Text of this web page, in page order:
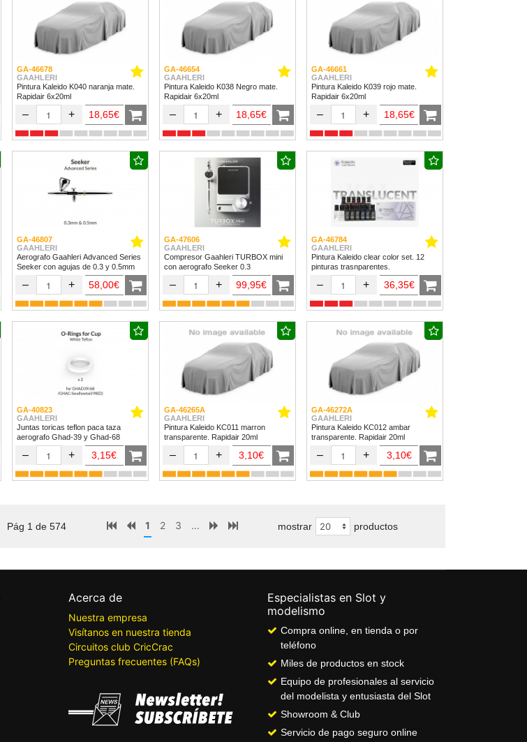
GA-46678
GAAHLERI
Pintura Kaleido K040 naranja mate.
Rapidair 6x20ml
– + 18,65€
GA-46654
GAAHLERI
Pintura Kaleido K038 Negro mate.
Rapidair 6x20ml
– + 18,65€
GA-46661
GAAHLERI
Pintura Kaleido K039 rojo mate.
Rapidair 6x20ml
– + 18,65€
GA-46807
GAAHLERI
Aerografo Gaahleri Advanced Series
Seeker con agujas de 0.3 y 0.5mm
– + 58,00€
GA-47606
GAAHLERI
Compresor Gaahleri TURBOX mini
con aerografo Seeker 0.3
– + 99,95€
GA-46784
GAAHLERI
Pintura Kaleido clear color set. 12
pinturas trasnparentes.
– + 36,35€
GA-40823
GAAHLERI
Juntas toricas teflon paca taza
aerografo Ghad-39 y Ghad-68
– + 3,15€
GA-46265A
GAAHLERI
Pintura Kaleido KC011 marron
transparente. Rapidair 20ml
– + 3,10€
GA-46272A
GAAHLERI
Pintura Kaleido KC012 ambar
transparente. Rapidair 20ml
– + 3,10€
Pág 1 de 574 1 2 3 ... mostrar productos
Acerca de
Nuestra empresa
Visítanos en nuestra tienda
Circuitos club CricCrac
Preguntas frecuentes (FAQs)
Especialistas en Slot y
modelismo
Compra online, en tienda o por
teléfono
Miles de productos en stock
Equipo de profesionales al servicio
del modelista y entusiasta del Slot
Showroom & Club
Servicio de pago seguro online